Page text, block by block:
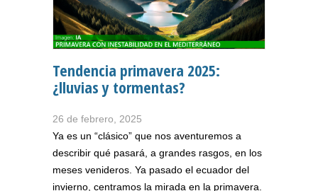
Tendencia primavera 2025:
¿lluvias y tormentas?
26 de febrero, 2025
Ya es un “clásico” que nos aventuremos a
describir qué pasará, a grandes rasgos, en los
meses venideros. Ya pasado el ecuador del
invierno, centramos la mirada en la primavera.